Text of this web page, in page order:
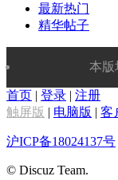
最新热门
精华帖子
本版
首页 | 登录 | 注册
触屏版 | 电脑版 | 客
沪ICP备18024137号
© Discuz Team.